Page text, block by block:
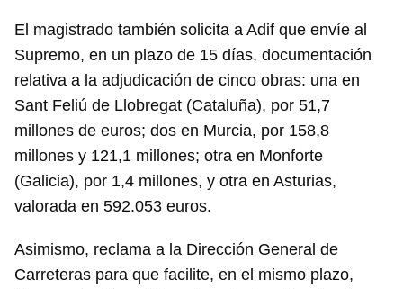
El magistrado también solicita a Adif que envíe al
Supremo, en un plazo de 15 días, documentación
relativa a la adjudicación de cinco obras: una en
Sant Feliú de Llobregat (Cataluña), por 51,7
millones de euros; dos en Murcia, por 158,8
millones y 121,1 millones; otra en Monforte
(Galicia), por 1,4 millones, y otra en Asturias,
valorada en 592.053 euros.
Asimismo, reclama a la Dirección General de
Carreteras para que facilite, en el mismo plazo,